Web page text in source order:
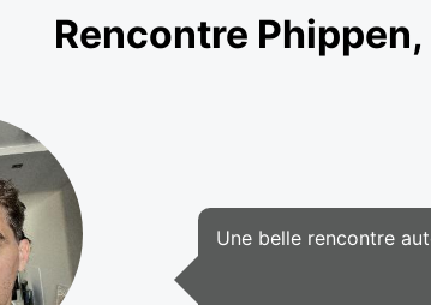
Rencontre
Une belle rencontre